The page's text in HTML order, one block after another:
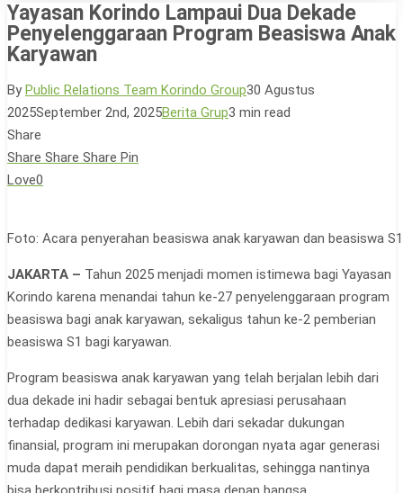
Yayasan Korindo Lampaui Dua Dekade
Penyelenggaraan Program Beasiswa Anak
Karyawan
By Public Relations Team Korindo Group30 Agustus
2025September 2nd, 2025Berita Grup3 min read
Share
Share Share Share Pin
Love0
Foto: Acara penyerahan beasiswa anak karyawan dan beasiswa
JAKARTA – Tahun 2025 menjadi momen istimewa bagi Yayasan
Korindo karena menandai tahun ke-27 penyelenggaraan program
beasiswa bagi anak karyawan, sekaligus tahun ke-2 pemberian
beasiswa S1 bagi karyawan.
Program beasiswa anak karyawan yang telah berjalan lebih dari
dua dekade ini hadir sebagai bentuk apresiasi perusahaan
terhadap dedikasi karyawan. Lebih dari sekadar dukungan
finansial, program ini merupakan dorongan nyata agar generasi
muda dapat meraih pendidikan berkualitas, sehingga nantinya